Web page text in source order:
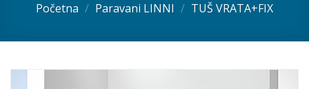
Početna / Paravani LINNI / TUŠ VRATA+FIX